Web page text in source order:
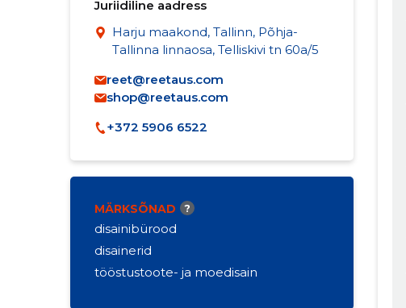
Juriidiline aadress
Harju maakond, Tallinn, Põhja-
Tallinna linnaosa, Telliskivi tn 60a/5
reet@reetaus.com
shop@reetaus.com
+372 5906 6522
MÄRKSÕNAD ?
disainibürood
disainerid
tööstustoote- ja moedisain